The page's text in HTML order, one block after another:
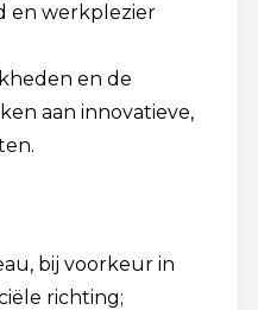
en werkplezier
en de
aan innovatieve,
bij voorkeur in
richting;